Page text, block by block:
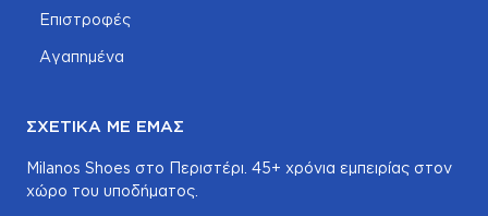
Επιστροφές
Αγαπημένα
ΣΧΕΤΙΚΆ ΜΕ ΕΜΆΣ
Milanos Shoes στο Περιστέρι. 45+ χρόνια εμπειρίας στον
χώρο του υποδήματος.